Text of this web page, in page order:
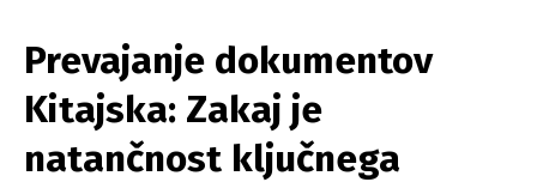
Prevajanje dokumentov
Kitajska: Zakaj je
natančnost ključnega